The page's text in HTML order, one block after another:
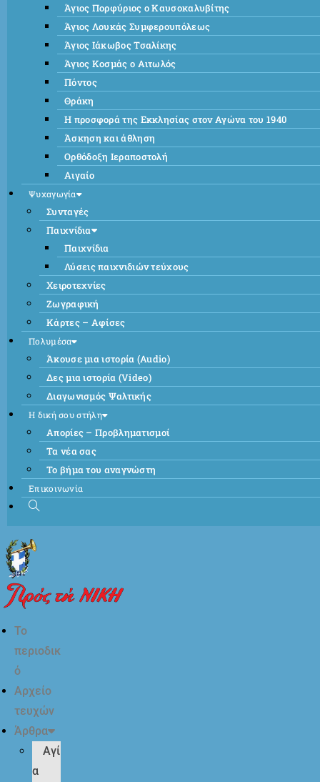
Άγιος Πορφύριος ο Καυσοκαλυβίτης
Άγιος Λουκάς Συμφερουπόλεως
Άγιος Ιάκωβος Τσαλίκης
Άγιος Κοσμάς ο Αιτωλός
Πόντος
Θράκη
Η προσφορά της Εκκλησίας στον Αγώνα του 1940
Άσκηση και άθληση
Ορθόδοξη Ιεραποστολή
Αιγαίο
Ψυχαγωγία
Συνταγές
Παιχνίδια
Παιχνίδια
Λύσεις παιχνιδιών τεύχους
Χειροτεχνίες
Ζωγραφική
Κάρτες – Αφίσες
Πολυμέσα
Άκουσε μια ιστορία (Audio)
Δες μια ιστορία (Video)
Διαγωνισμός Ψαλτικής
Η δική σου στήλη
Απορίες – Προβληματισμοί
Τα νέα σας
Το βήμα του αναγνώστη
Επικοινωνία
Το
περιοδικ
ό
Αρχείο
τευχών
Άρθρα
Αγί
α